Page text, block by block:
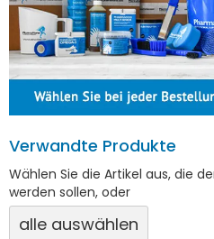
Verwandte Produkte
Wählen Sie die Artikel aus, die
werden sollen, oder
alle auswählen